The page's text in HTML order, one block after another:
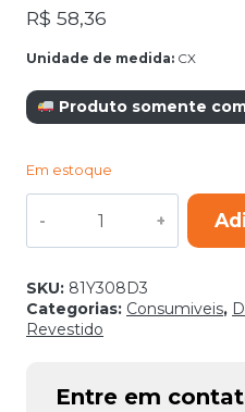
R$ 58,36
Unidade de medida: CX
Produto somente
Em estoque
7016
MR
2KG
quantidade
SKU: 81Y308D3
Categorias: Consumiveis,
Revestido
Entre em